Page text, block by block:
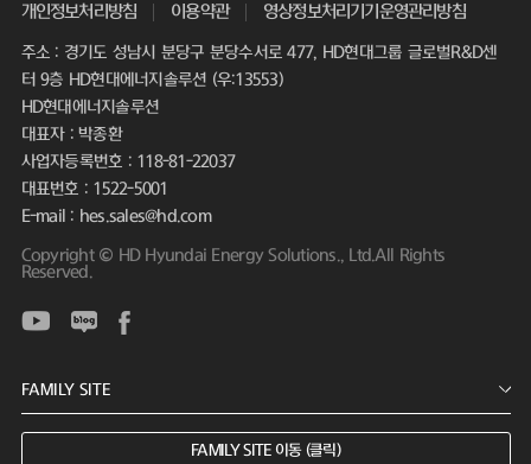
개인정보처리방침 이용약관 영상정보처리기기운영관리방침
주소 : 경기도 성남시 분당구 분당수서로 477, HD현대그룹 글로벌R&D센
터 9층 HD현대에너지솔루션 (우:13553)
HD현대에너지솔루션
대표자 : 박종환
사업자등록번호 : 118-81-22037
대표번호 : 1522-5001
E-mail : hes.sales@hd.com
Copyright © HD Hyundai Energy Solutions., Ltd.All Rights
Reserved.
FAMILY SITE 이동 (클릭)